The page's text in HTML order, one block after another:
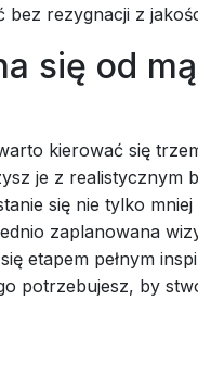
rezygnacji z
się od
kierować się
je z realistycznym
się nie tylko mniej
zaplanowana
etapem pełnym
potrzebujesz, by